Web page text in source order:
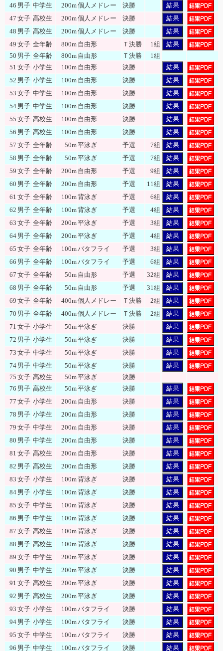
46 男子 中学生 200m個人メドレー 決勝
結果
47 女子 高校生 200m個人メドレー 決勝
結果
48 男子 高校生 200m個人メドレー 決勝
結果
49 女子 全年齢 800m 自由形 Ｔ決勝 1組
結果
50 男子 全年齢 800m 自由形 Ｔ決勝
1組
51 女子 小学生 100m 自由形 決勝
結果
52 男子 小学生 100m 自由形 決勝
結果
53 女子 中学生 100m 自由形 決勝
結果
54 男子 中学生 100m 自由形 決勝
結果
55 女子 高校生 100m 自由形 決勝
結果
56 男子 高校生 100m 自由形 決勝
結果
57 女子 全年齢 50m平泳ぎ 予選 7組
結果
58 男子 全年齢 50m平泳ぎ 予選 7組
結果
59 女子 全年齢 200m 自由形 予選 9組
結果
60 男子 全年齢 200m 自由形 予選 11組
結果
61 女子 全年齢 100m背泳ぎ 予選 6組
結果
62 男子 全年齢 100m背泳ぎ 予選 4組
結果
63 女子 全年齢 200m平泳ぎ 予選 3組
結果
64 男子 全年齢 200m平泳ぎ 予選 4組
結果
65 女子 全年齢 100mバタフライ 予選 3組
結果
66 男子 全年齢 100mバタフライ 予選 6組
結果
67 女子 全年齢 50m 自由形 予選 32組
結果
68 男子 全年齢 50m 自由形 予選 31組
結果
69 女子 全年齢 400m個人メドレー Ｔ決勝 2組
結果
70 男子 全年齢 400m個人メドレー Ｔ決勝 2組
結果
71 女子 小学生 50m平泳ぎ 決勝
結果
72 男子 小学生 50m平泳ぎ 決勝
結果
73 女子 中学生 50m平泳ぎ 決勝
結果
74 男子 中学生 50m平泳ぎ 決勝
結果
75 女子 高校生 50m平泳ぎ
決勝
76 男子 高校生 50m平泳ぎ 決勝
結果
77 女子 小学生 200m 自由形 決勝
結果
78 男子 小学生 200m 自由形 決勝
結果
79 女子 中学生 200m 自由形 決勝
結果
80 男子 中学生 200m 自由形 決勝
結果
81 女子 高校生 200m 自由形 決勝
結果
82 男子 高校生 200m 自由形 決勝
結果
83 女子 小学生 100m背泳ぎ 決勝
結果
84 男子 小学生 100m背泳ぎ 決勝
結果
85 女子 中学生 100m背泳ぎ 決勝
結果
86 男子 中学生 100m背泳ぎ 決勝
結果
87 女子 高校生 100m背泳ぎ 決勝
結果
88 男子 高校生 100m背泳ぎ 決勝
結果
89 女子 中学生 200m平泳ぎ 決勝
結果
90 男子 中学生 200m平泳ぎ 決勝
結果
91 女子 高校生 200m平泳ぎ 決勝
結果
92 男子 高校生 200m平泳ぎ 決勝
結果
93 女子 小学生 100mバタフライ 決勝
結果
94 男子 小学生 100mバタフライ 決勝
結果
95 女子 中学生 100mバタフライ 決勝
結果
96 男子 中学生 100mバタフライ 決勝 結果